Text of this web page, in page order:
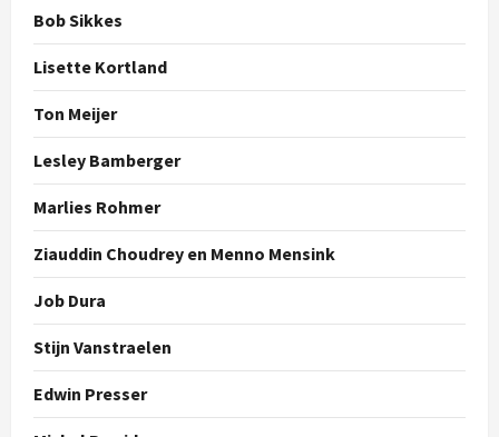
Bob Sikkes
Lisette Kortland
Ton Meijer
Lesley Bamberger
Marlies Rohmer
Ziauddin Choudrey en Menno Mensink
Job Dura
Stijn Vanstraelen
Edwin Presser